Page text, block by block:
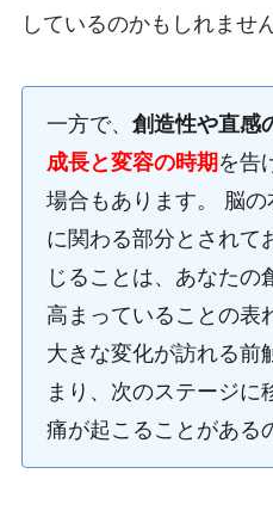
しているのかもしれません
一方で、 創造性や直感
成長と変容の時期 を告
場合もあります。 脳
に関わる部分とされて
じることは、あなたの
高まっていることの表
大きな変化が訪れる前
まり、次のステージに
痛が起こることがある